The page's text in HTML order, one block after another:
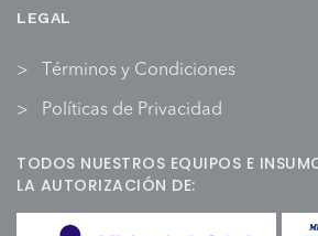
LEGAL
Términos y Condiciones
Políticas de Privacidad
TODOS NUESTROS EQUIPOS E
LA AUTORIZACIÓN DE: